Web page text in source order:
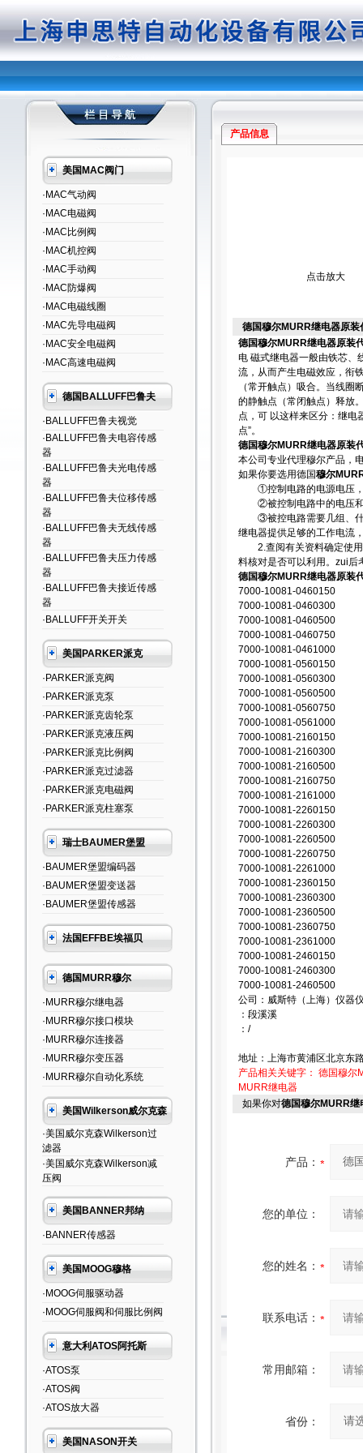
美国MAC阀门
·MAC气动阀
·MAC电磁阀
·MAC比例阀
·MAC机控阀
·MAC手动阀
·MAC防爆阀
·MAC电磁线圈
·MAC先导电磁阀
·MAC安全电磁阀
·MAC高速电磁阀
德国BALLUFF巴鲁夫
·BALLUFF巴鲁夫视觉
·BALLUFF巴鲁夫电容传感
器
·BALLUFF巴鲁夫光电传感
器
·BALLUFF巴鲁夫位移传感
器
·BALLUFF巴鲁夫无线传感
器
·BALLUFF巴鲁夫压力传感
器
·BALLUFF巴鲁夫接近传感
器
·BALLUFF开关开关
美国PARKER派克
·PARKER派克阀
·PARKER派克泵
·PARKER派克齿轮泵
·PARKER派克液压阀
·PARKER派克比例阀
·PARKER派克过滤器
·PARKER派克电磁阀
·PARKER派克柱塞泵
瑞士BAUMER堡盟
·BAUMER堡盟编码器
·BAUMER堡盟变送器
·BAUMER堡盟传感器
法国EFFBE埃福贝
德国MURR穆尔
·MURR穆尔继电器
·MURR穆尔接口模块
·MURR穆尔连接器
·MURR穆尔变压器
·MURR穆尔自动化系统
美国Wilkerson威尔克森
·美国威尔克森Wilkerson过
滤器
·美国威尔克森Wilkerson减
压阀
美国BANNER邦纳
·BANNER传感器
美国MOOG穆格
·MOOG伺服驱动器
·MOOG伺服阀和伺服比例阀
意大利ATOS阿托斯
·ATOS泵
·ATOS阀
·ATOS放大器
美国NASON开关
产品信息
点击放大
德国穆尔MURR继电器原装
德国穆尔MURR继电器原装
电 磁式继电器一般由铁芯、
流，从而产生电磁效应，衔
（常开触点）吸合。当线
的静触点（常闭触点）释放
点，可 以这样来区分：继电
点”。
德国穆尔MURR继电器原装
本公司专业代理穆尔产品，
如果你要选用德国穆尔
①控制电路的电源电压，
②被控制电路中的电压和
③被控电路需要几组、什
继电器提供足够的工作电流
2.查阅有关资料确定使用
料核对是否可以利用。zui后
德国穆尔MURR继电器原装
7000-10081-0460150
7000-10081-0460300
7000-10081-0460500
7000-10081-0460750
7000-10081-0461000
7000-10081-0560150
7000-10081-0560300
7000-10081-0560500
7000-10081-0560750
7000-10081-0561000
7000-10081-2160150
7000-10081-2160300
7000-10081-2160500
7000-10081-2160750
7000-10081-2161000
7000-10081-2260150
7000-10081-2260300
7000-10081-2260500
7000-10081-2260750
7000-10081-2261000
7000-10081-2360150
7000-10081-2360300
7000-10081-2360500
7000-10081-2360750
7000-10081-2361000
7000-10081-2460150
7000-10081-2460300
7000-10081-2460500
公司：威斯特（上海）仪器
：段溪溪
：/
地址：上海市黄浦区北京东
产品相关关键字： 德国穆尔
MURR继电器
如果你对德国穆尔MURR继
产品：
您的单位：
您的姓名：
联系电话：
常用邮箱：
省份：